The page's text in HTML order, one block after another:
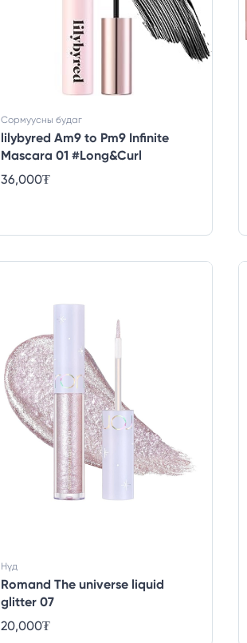
lilybyred Am9 to Pm9 Infinite
Mascara 01 #Long&Curl
Сормуусны будаг
36,000₮
Romand The universe liquid
glitter 07
Нүд
20,000₮